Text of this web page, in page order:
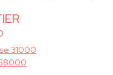
31000